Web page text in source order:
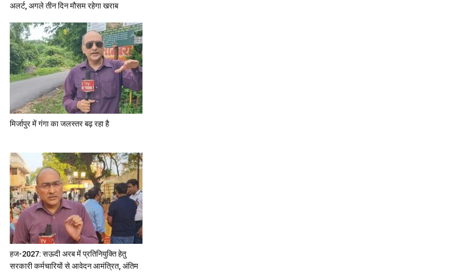
Hindi
News
Paper
अलर्ट, अगले तीन दिन मौसम रहेगा खराब
मिर्जापुर में गंगा का जलस्तर बढ़ रहा है
हज-2027: सऊदी अरब में प्रतिनियुक्ति हेतु
सरकारी कर्मचारियों से आवेदन आमंत्रित, अंतिम